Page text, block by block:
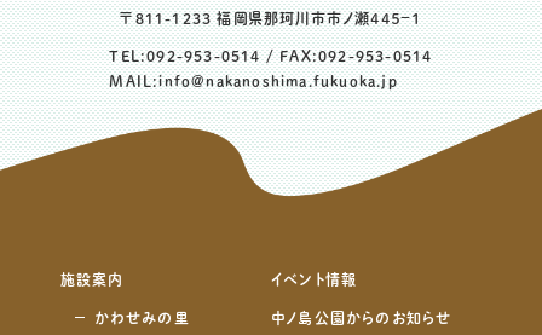
〒811-1233 福岡県那珂川市市ノ瀬４４５−１
TEL:092-953-0514/ FAX:092-953-0514
MAIL:info@nakanoshima.fukuoka.jp
施設案内
かわせみの里
イベント情報
中ノ島公園からのお知らせ